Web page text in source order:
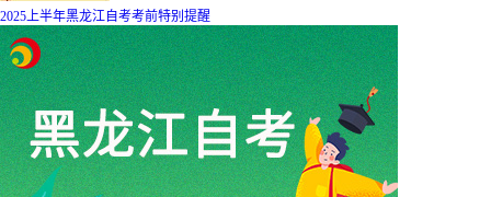
2025上半年黑龙江自考考前特别提醒